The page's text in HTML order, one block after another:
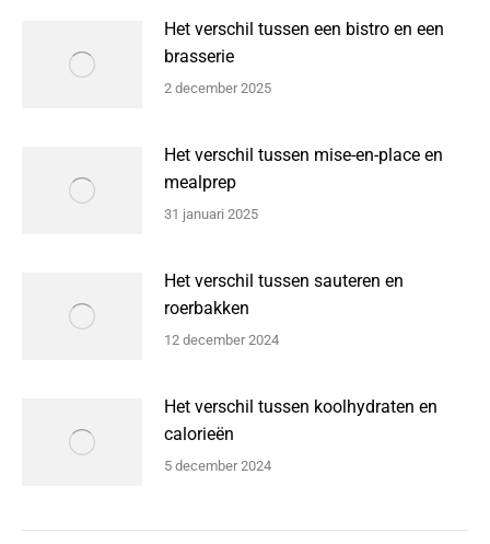
Het verschil tussen een bistro en een
brasserie
2 december 2025
Het verschil tussen mise-en-place en
mealprep
31 januari 2025
Het verschil tussen sauteren en
roerbakken
12 december 2024
Het verschil tussen koolhydraten en
calorieën
5 december 2024